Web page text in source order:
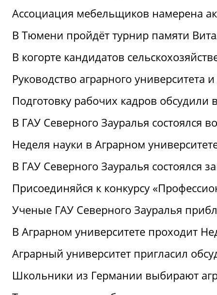
Ассоциация мебельщиков намерена
В Тюмени пройдёт турнир памяти
В когорте кандидатов
Руководство аграрного
Подготовку рабочих кадров
В ГАУ Северного Зауралья состоялся
Неделя науки в Аграрном
В ГАУ Северного Зауралья
Присоединяйся к конкурсу
Ученые ГАУ Северного Зауралья
В Аграрном университете проходит
Аграрный университет пригласил
Школьники из Германии выбирают